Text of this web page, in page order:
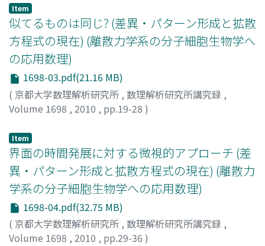
Item
似てるものは同じ? (差異・パターン形成と拡散
方程式の現在) (離散力学系の分子細胞生物学へ
の応用数理)
1698-03.pdf(21.16 MB)
( 京都大学数理解析研究所 , 数理解析研究所講究録 ,
Volume 1698 , 2010 , pp.19-28 )
レイ]
Item
界面の時間発展に対する微視的アプローチ (差
異・パターン形成と拡散方程式の現在) (離散力
学系の分子細胞生物学への応用数理)
1698-04.pdf(32.75 MB)
( 京都大学数理解析研究所 , 数理解析研究所講究録 ,
Volume 1698 , 2010 , pp.29-36 )